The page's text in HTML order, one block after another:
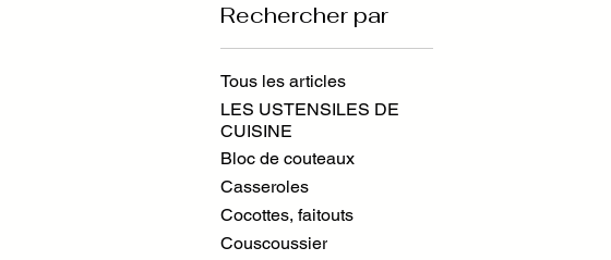
Rechercher par
Tous les articles
LES USTENSILES DE
CUISINE
Bloc de couteaux
Casseroles
Cocottes, faitouts
Couscoussier